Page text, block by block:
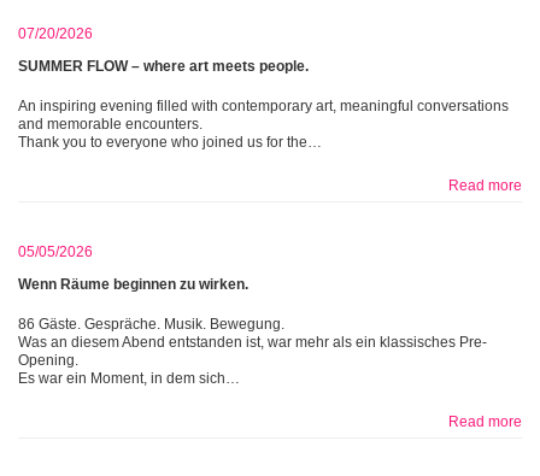
07/20/2026
SUMMER FLOW – where art meets people.
An inspiring evening filled with contemporary art, meaningful conversations
and memorable encounters.
Thank you to everyone who joined us for the…
Read more
05/05/2026
Wenn Räume beginnen zu wirken.
86 Gäste. Gespräche. Musik. Bewegung.
Was an diesem Abend entstanden ist, war mehr als ein klassisches Pre-
Opening.
Es war ein Moment, in dem sich…
Read more